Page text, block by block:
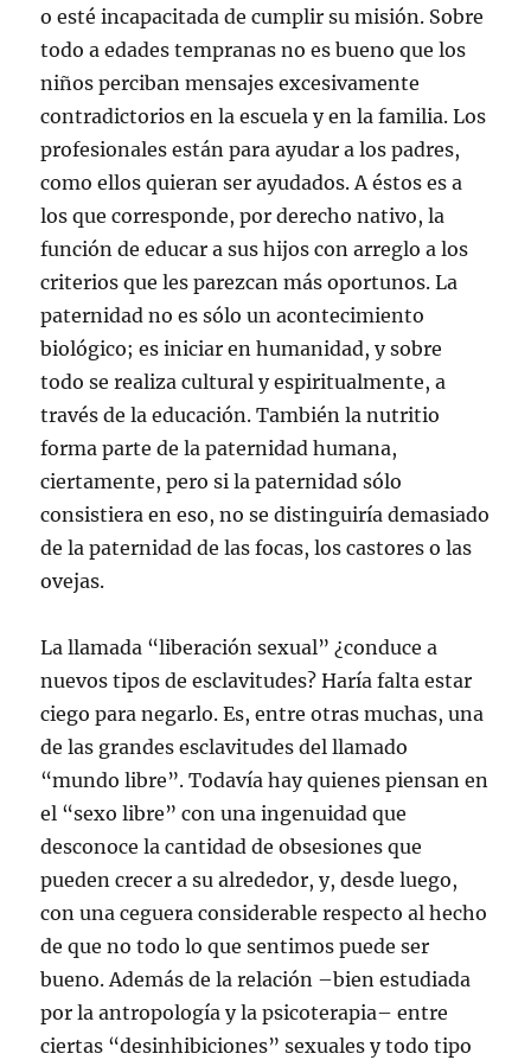
o esté incapacitada de cumplir su misión. Sobre
todo a edades tempranas no es bueno que los
niños perciban mensajes excesivamente
contradictorios en la escuela y en la familia. Los
profesionales están para ayudar a los padres,
como ellos quieran ser ayudados. A éstos es a
los que corresponde, por derecho nativo, la
función de educar a sus hijos con arreglo a los
criterios que les parezcan más oportunos. La
paternidad no es sólo un acontecimiento
biológico; es iniciar en humanidad, y sobre
todo se realiza cultural y espiritualmente, a
través de la educación. También la nutritio
forma parte de la paternidad humana,
ciertamente, pero si la paternidad sólo
consistiera en eso, no se distinguiría demasiado
de la paternidad de las focas, los castores o las
ovejas.
La llamada “liberación sexual” ¿conduce a
nuevos tipos de esclavitudes? Haría falta estar
ciego para negarlo. Es, entre otras muchas, una
de las grandes esclavitudes del llamado
“mundo libre”. Todavía hay quienes piensan en
el “sexo libre” con una ingenuidad que
desconoce la cantidad de obsesiones que
pueden crecer a su alrededor, y, desde luego,
con una ceguera considerable respecto al hecho
de que no todo lo que sentimos puede ser
bueno. Además de la relación –bien estudiada
por la antropología y la psicoterapia– entre
ciertas “desinhibiciones” sexuales y todo tipo